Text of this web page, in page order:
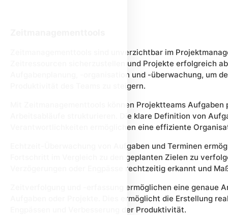
Zeitmanagementtools sind unverzichtbar im
Zeitressourcen sicherzustellen und Projekte erfolgreich
Aufgabenplanung, -organisation und -überwachung, um
Produktivität des Teams zu steigern.
Mit Zeitmanagementtools können Projektteams
Arbeitsabläufe strukturieren. Die klare Definition von
Verantwortlichkeiten ermöglichen eine effiziente
Echtzeit-Überwachung von Aufgaben und Terminen
Fortschritt im Vergleich zu den geplanten Zielen zu
Verzögerungen oder Engpässe rechtzeitig erkannt und
Zeitverfolgung und -erfassung ermöglichen eine genaue
Aufgaben oder Projekte. Dies ermöglicht die Erstellung
Engpässen und Verbesserung der Produktivität.